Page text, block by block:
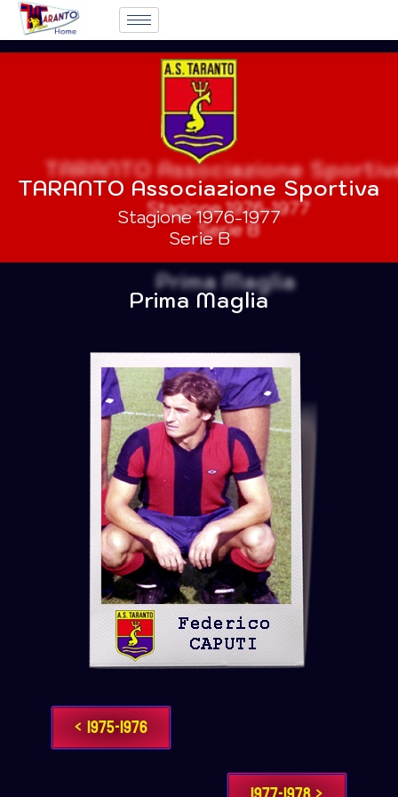
TARANTO Associazione Sportiva
Stagione 1976-1977
Serie B
Prima Maglia
< 1975-1976